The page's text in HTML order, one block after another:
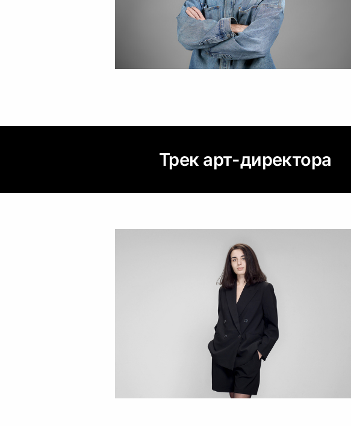
Трек арт-директора